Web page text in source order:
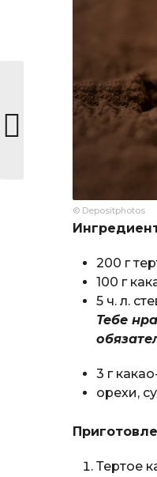
© Depositphotos
200 г
100 г
5 ч. л.
Тебе
3 г
орехи,
Тертое